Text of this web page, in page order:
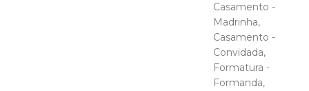
Casamento -
Madrinha,
Casamento -
Convidada,
Formatura -
Formanda,